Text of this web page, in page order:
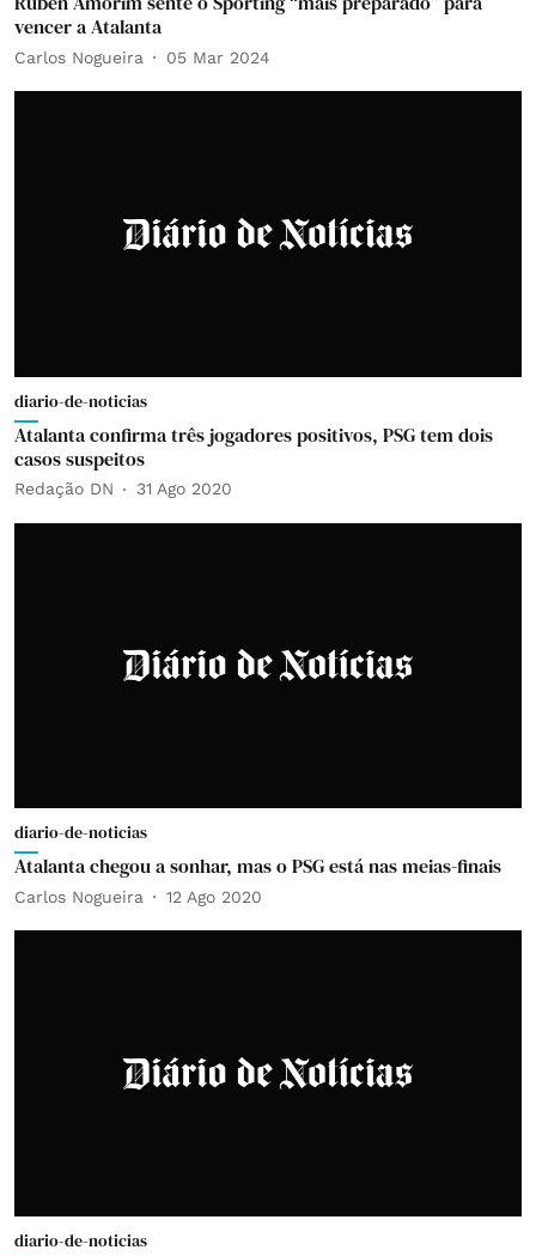
vencer a Atalanta
Carlos Nogueira 05 Mar 2024
diario-de-noticias
Atalanta confirma três jogadores positivos, PSG tem dois
casos suspeitos
Redação DN 31 Ago 2020
diario-de-noticias
Atalanta chegou a sonhar, mas o PSG está nas meias-finais
Carlos Nogueira 12 Ago 2020
diario-de-noticias